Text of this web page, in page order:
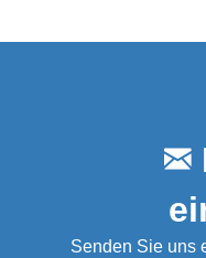
Senden Sie uns